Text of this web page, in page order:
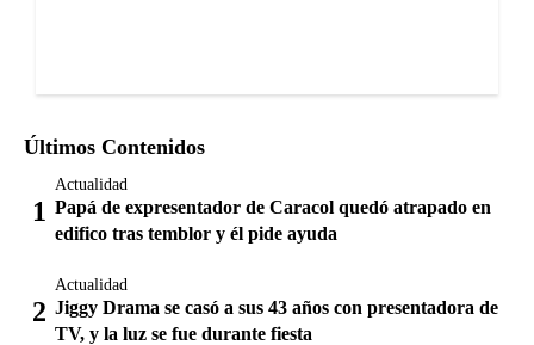
Últimos Contenidos
Actualidad
Papá de expresentador de Caracol quedó atrapado en
edifico tras temblor y él pide ayuda
Actualidad
Jiggy Drama se casó a sus 43 años con presentadora de
TV, y la luz se fue durante fiesta